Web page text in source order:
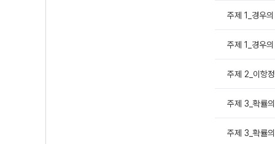
주제 1_경우
주제 1_경우
주제 2_이항
주제 3_확률
주제 3_확률